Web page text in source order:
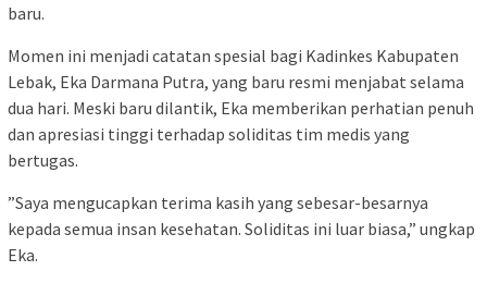
baru.
​Momen ini menjadi catatan spesial bagi Kadinkes Kabupaten
Lebak, Eka Darmana Putra, yang baru resmi menjabat selama
dua hari. Meski baru dilantik, Eka memberikan perhatian penuh
dan apresiasi tinggi terhadap soliditas tim medis yang
bertugas.
”Saya mengucapkan terima kasih yang sebesar-besarnya
kepada semua insan kesehatan. Soliditas ini luar biasa,” ungkap
Eka.